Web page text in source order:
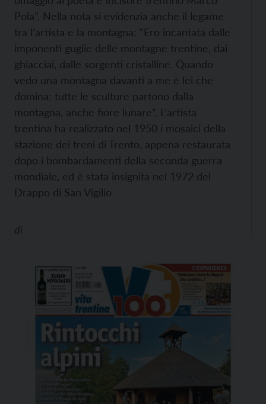
Pola”. Nella nota si evidenzia anche il legame
tra l’artista e la montagna: “Ero incantata dalle
imponenti guglie delle montagne trentine, dai
ghiacciai, dalle sorgenti cristalline. Quando
vedo una montagna davanti a me è lei che
domina: tutte le sculture partono dalla
montagna, anche fiore lunare”. L’artista
trentina ha realizzato nel 1950 i mosaici della
stazione dei treni di Trento, appena restaurata
dopo i bombardamenti della seconda guerra
mondiale, ed è stata insignita nel 1972 del
Drappo di San Vigilio
di